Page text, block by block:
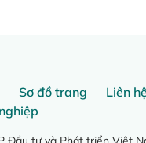
Sơ đồ trang
Liên